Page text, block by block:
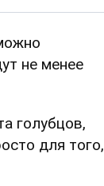
не менее
голубцов,
для того,